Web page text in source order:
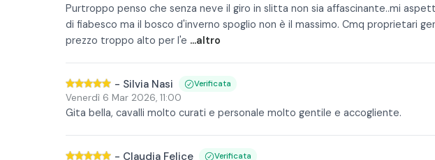
Purtroppo penso che senza neve il giro in slitta non sia affascinante..mi
di fiabesco ma il bosco d'inverno spoglio non è il massimo. Cmq proprietari
prezzo troppo alto per l'e ...altro
- Silvia Nasi Verificata
Venerdì 6 Mar 2026, 11:00
Gita bella, cavalli molto curati e personale molto gentile e accogliente.
- Claudia Felice Verificata